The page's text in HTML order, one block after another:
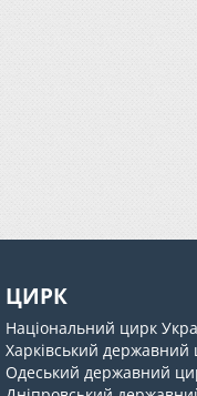
ЦИРК
Національний цирк
Харківський державний
Одеський державний